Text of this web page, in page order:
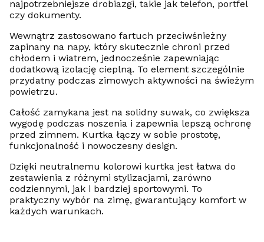
najpotrzebniejsze drobiazgi, takie jak telefon, portfel
czy dokumenty.
Wewnątrz zastosowano fartuch przeciwśnieżny
zapinany na napy, który skutecznie chroni przed
chłodem i wiatrem, jednocześnie zapewniając
dodatkową izolację cieplną. To element szczególnie
przydatny podczas zimowych aktywności na świeżym
powietrzu.
Całość zamykana jest na solidny suwak, co zwiększa
wygodę podczas noszenia i zapewnia lepszą ochronę
przed zimnem. Kurtka łączy w sobie prostotę,
funkcjonalność i nowoczesny design.
Dzięki neutralnemu kolorowi kurtka jest łatwa do
zestawienia z różnymi stylizacjami, zarówno
codziennymi, jak i bardziej sportowymi. To
praktyczny wybór na zimę, gwarantujący komfort w
każdych warunkach.